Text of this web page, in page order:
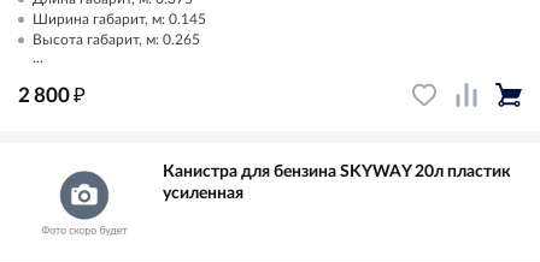
Ширина габарит, м: 0.145
Высота габарит, м: 0.265
...
2 800₽
Канистра для бензина SKYWAY 20л пластик
усиленная